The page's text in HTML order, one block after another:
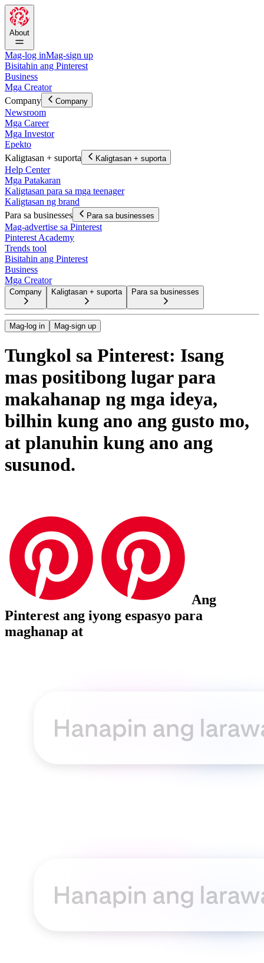
About
Mag-log inMag-sign up
Bisitahin ang Pinterest
Business
Mga Creator
Company
Company
Newsroom
Mga Career
Mga Investor
Epekto
Kaligtasan + suporta
Kaligtasan + suporta
Help Center
Mga Patakaran
Kaligtasan para sa mga teenager
Kaligtasan ng brand
Para sa businesses
Para sa businesses
Mag-advertise sa Pinterest
Pinterest Academy
Trends tool
Bisitahin ang Pinterest
Business
Mga Creator
Company Kaligtasan + suporta Para sa businesses
Mag-log in Mag-sign up
Tungkol sa Pinterest: Isang
mas positibong lugar para
makahanap ng mga ideya,
bilhin kung ano ang gusto mo,
at planuhin kung ano ang
susunod.
Ang
Pinterest ang iyong espasyo para
maghanap at